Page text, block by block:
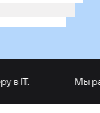
IT. Мы